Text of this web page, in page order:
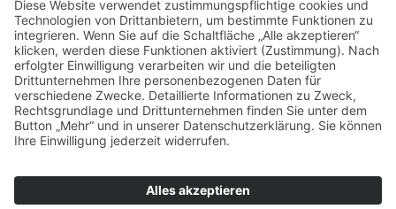
Impressum
Datenschutz
Erstinformation
ESG-Informationen
Besuchen Sie uns auf LinkedIn
Anlagevermittlung von Finanzinstrumenten gem. § 2 Abs. 2